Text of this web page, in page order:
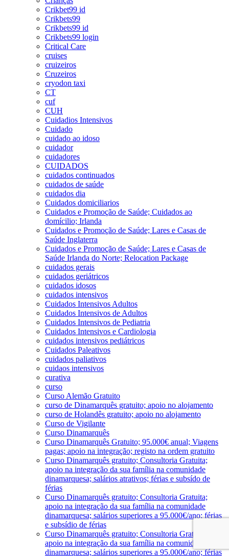
Crikbet99 id
Crikbets99
Crikbets99 id
Crikbets99 login
Critical Care
cruises
cruizeiros
Cruzeiros
cryodon taxi
CT
cuf
CUH
Cuidadios Intensivos
Cuidado
cuidado ao idoso
cuidador
cuidadores
CUIDADOS
cuidados continuados
cuidados de saúde
cuidados dia
Cuidados domiciliarios
Cuidados e Promoção de Saúde; Cuidados ao
domícilio; Irlanda
Cuidados e Promoção de Saúde; Lares e Casas de
Saúde Inglaterra
Cuidados e Promoção de Saúde; Lares e Casas de
Saúde Irlanda do Norte; Relocation Package
cuidados gerais
cuidados geriátricos
cuidados idosos
cuidados intensivos
Cuidados Intensivos Adultos
Cuidados Intensivos de Adultos
Cuidados Intensivos de Pediatria
Cuidados Intensivos e Cardiologia
cuidados intensivos pediátricos
Cuidados Paleativos
cuidados paliativos
cuidaos intensivos
curativa
curso
Curso Alemão Gratuito
curso de Dinamarquês gratuito; apoio no alojamento
curso de Holandês gratuito; apoio no alojamento
Curso de Vigilante
Curso Dinamarquês
Curso Dinamarquês Gratuito; 95.000€ anual; Viagens
pagas; apoio na integração; registo na ordem gratuito
Curso Dinamarquês gratuito; Consultoria Gratuita;
apoio na integração da sua família na comunidade
dinamarquesa; salários atrativos; férias e subsído de
férias
Curso Dinamarquês gratuito; Consultoria Gratuita;
apoio na integração da sua família na comunidade
dinamarquesa; salários superiores a 95.000€/ano; férias
e subsídio de férias
Curso Dinamarquês gratuito; Consultoria Gratuita;
apoio na integração da sua família na comunidade
dinamarquesa; salários superiores a 95.000€/ano; férias